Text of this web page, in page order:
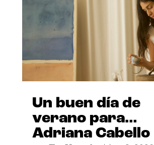
Un buen día de
verano para…
Adriana Cabello